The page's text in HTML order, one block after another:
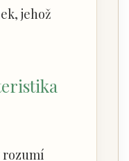
jehož
rozumí